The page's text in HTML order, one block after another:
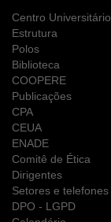
Centro Universitário
Estrutura
Polos
Biblioteca
COOPERE
Publicações
CPA
CEUA
ENADE
Comitê de Ética
Dirigentes
Setores e telefones
DPO - LGPD